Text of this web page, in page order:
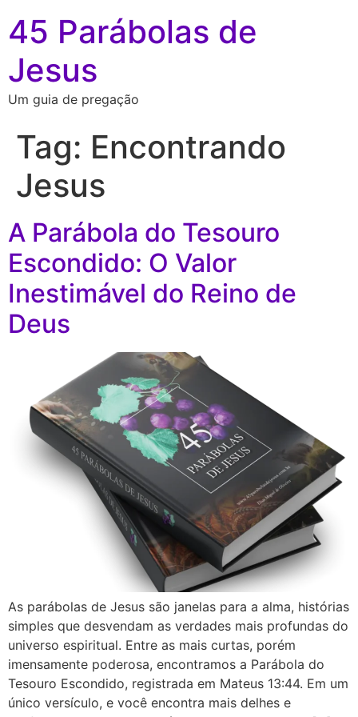
45 Parábolas de
Jesus
Um guia de pregação
Tag: Encontrando
Jesus
A Parábola do Tesouro
Escondido: O Valor
Inestimável do Reino de
Deus
As parábolas de Jesus são janelas para a alma, histórias
simples que desvendam as verdades mais profundas do
universo espiritual. Entre as mais curtas, porém
imensamente poderosa, encontramos a Parábola do
Tesouro Escondido, registrada em Mateus 13:44. Em um
único versículo, e você encontra mais delhes e